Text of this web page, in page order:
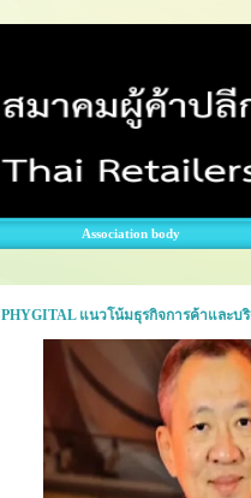
Association body
PHYGITAL แนวโน้มธุรกิจการค้าและบ